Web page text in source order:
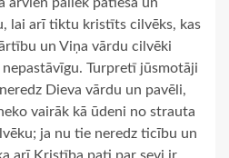
lai arī tiktu kristīts cilvēks, kas
un Viņa vārdu cilvēki
Turpretī jūsmotāji
Dieva vārdu un pavēli,
vairāk kā ūdeni no strauta
ja nu tie neredz ticību un
arī Kristība pati par sevi ir